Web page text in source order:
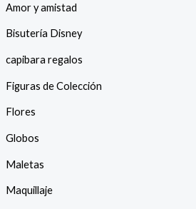
Amor y amistad
Bisutería Disney
capibara regalos
Figuras de Colección
Flores
Globos
Maletas
Maquillaje